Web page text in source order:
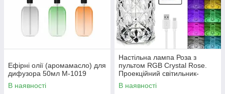
Ефірні олії (аромамасло) для
дифузора 50мл M-1019
В наявності
Настільна лампа Роза з
пультом RGB Crystal Rose.
Проекційний світильник-
торшер нічник rose diamond
table lamp кристал
В наявності